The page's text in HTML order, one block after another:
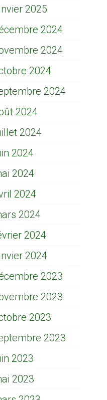
2025
2024
2024
2024
2024
2024
2024
2024
2024
2024
2024
2024
2024
2023
2023
2023
2023
2023
2023